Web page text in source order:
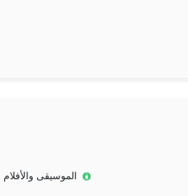
الموسيقى والأفلام